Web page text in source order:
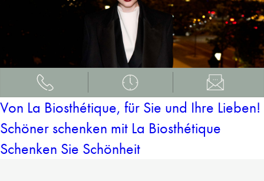
Von La Biosthétique, für Sie und Ihre Lieben!
Schöner schenken mit La Biosthétique
Schenken Sie Schönheit